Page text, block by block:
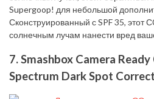
Supergoop! для небольшой
Сконструированный с SPF 35, этот
солнечным лучам нанести вред
7. Smashbox Camera
Spectrum Dark Spot